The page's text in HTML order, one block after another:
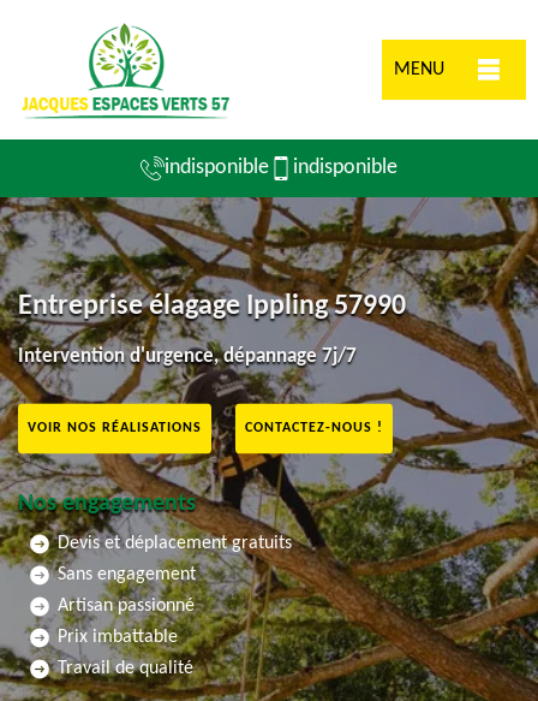
MENU
indisponible indisponible
Entreprise élagage Ippling 57990
Intervention d'urgence, dépannage 7j/7
VOIR NOS RÉALISATIONS CONTACTEZ-NOUS !
Nos engagements
Devis et déplacement gratuits
Sans engagement
Artisan passionné
Prix imbattable
Travail de qualité